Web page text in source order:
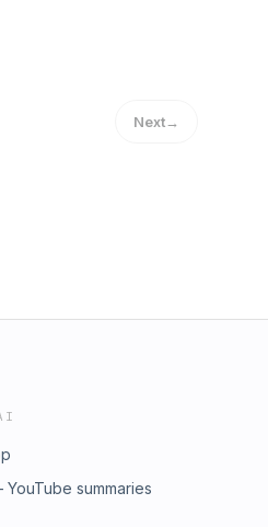
Next→
summaries